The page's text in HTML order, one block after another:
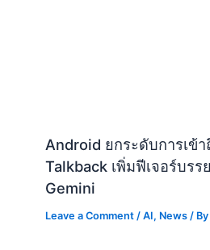
Android ยกระดับการเข้า
Talkback เพิ่มฟีเจอร์บรร
Gemini
Leave a Comment /AI, News / By